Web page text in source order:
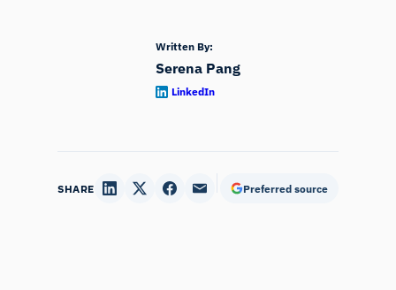
Written By:
Serena Pang
LinkedIn
SHARE Preferred source